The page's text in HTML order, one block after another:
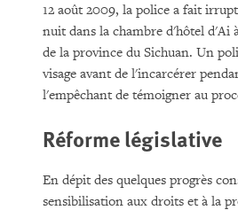
12 août 2009, la police a fait
nuit dans la chambre d'hôtel d'Ai
de la province du Sichuan. Un
visage avant de l'incarcérer
l'empêchant de témoigner au
Réforme législative
En dépit des quelques progrès
sensibilisation aux droits et à la